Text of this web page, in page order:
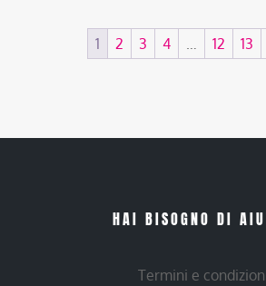
1 2 3 4 … 12 13
HAI BISOGNO DI
Termini e